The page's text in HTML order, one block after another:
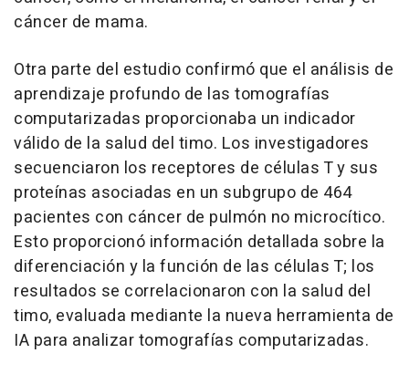
cáncer de mama.
Otra parte del estudio confirmó que el análisis de
aprendizaje profundo de las tomografías
computarizadas proporcionaba un indicador
válido de la salud del timo. Los investigadores
secuenciaron los receptores de células T y sus
proteínas asociadas en un subgrupo de 464
pacientes con cáncer de pulmón no microcítico.
Esto proporcionó información detallada sobre la
diferenciación y la función de las células T; los
resultados se correlacionaron con la salud del
timo, evaluada mediante la nueva herramienta de
IA para analizar tomografías computarizadas.